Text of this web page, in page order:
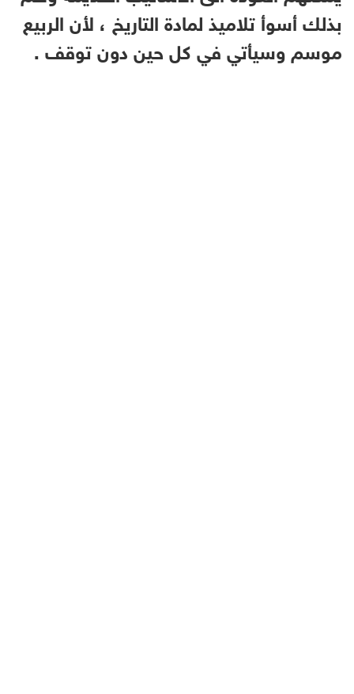
بذلك أسوأ تلاميذ لمادة التاريخ ، لأن الربيع
موسم وسيأتي في كل حين دون توقف .